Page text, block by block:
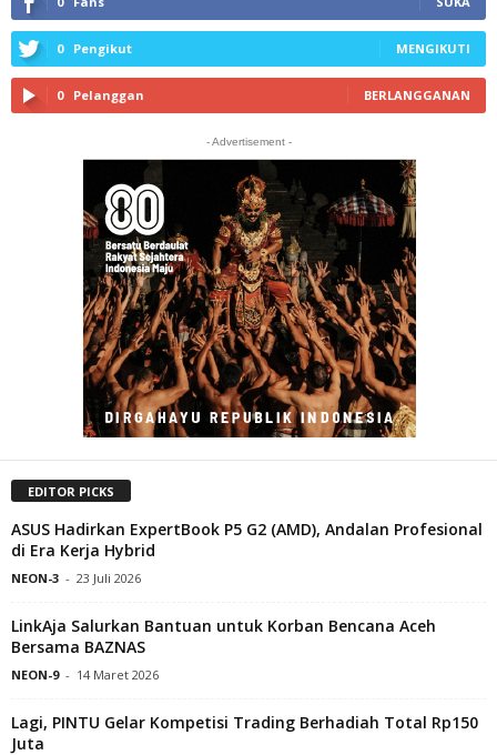
0 Pengikut MENGIKUTI
0 Pelanggan BERLANGGANAN
- Advertisement -
EDITOR PICKS
ASUS Hadirkan ExpertBook P5 G2 (AMD), Andalan Profesional
di Era Kerja Hybrid
NEON-3 - 23 Juli 2026
LinkAja Salurkan Bantuan untuk Korban Bencana Aceh
Bersama BAZNAS
NEON-9 - 14 Maret 2026
Lagi, PINTU Gelar Kompetisi Trading Berhadiah Total Rp150
Juta